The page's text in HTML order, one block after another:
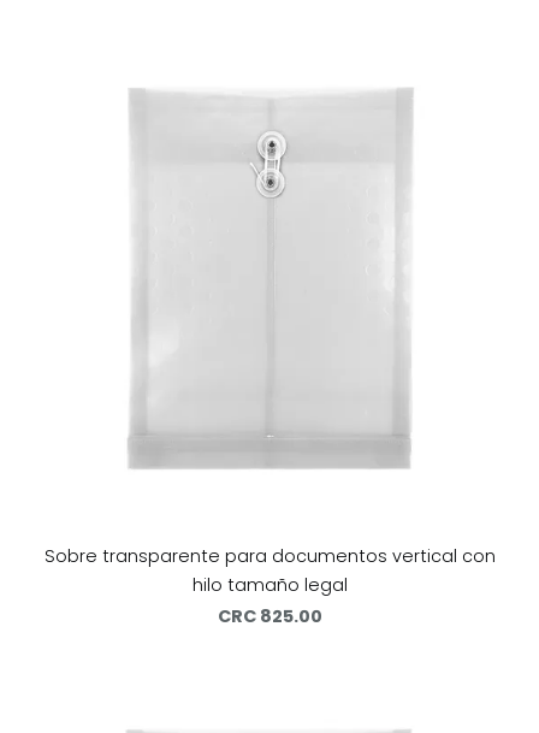
Sobre transparente para documentos vertical con
hilo tamaño legal
CRC 825.00